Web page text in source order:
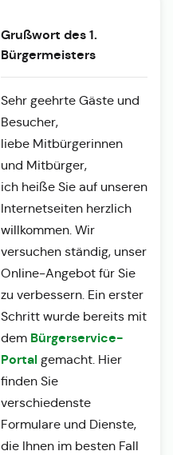
Grußwort des 1.
Bürgermeisters
Sehr geehrte Gäste und
Besucher,
liebe Mitbürgerinnen
und Mitbürger,
ich heiße Sie auf unseren
Internetseiten herzlich
willkommen. Wir
versuchen ständig, unser
Online-Angebot für Sie
zu verbessern. Ein erster
Schritt wurde bereits mit
dem Bürgerservice-
Portalgemacht. Hier
finden Sie
verschiedenste
Formulare und Dienste,
die Ihnen im besten Fall